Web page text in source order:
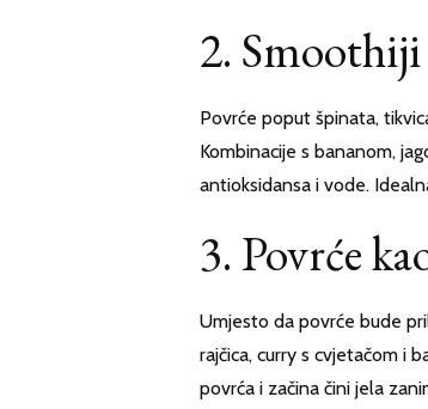
2. Smoothiji
Povrće poput špinata,
Kombinacije s bananom,
antioksidansa i vode.
3. Povrće
Umjesto da povrće bude
rajčica, curry s cvjetačom i
povrća i začina čini jela